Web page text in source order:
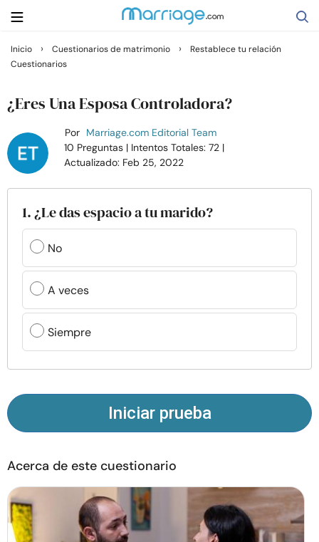
Buscar
Relaciones
Familia
Ayuda
Cursos
Recursos
Comunidad
Encuentra un terapeuta
Sobre nosotros Contáctanos Escríbenos
Publicidad con
nosotros
Inicio › Cuestionarios de matrimonio ›
Restablece tu relación
Cuestionarios
¿Eres Una Esposa Controladora?
Por Marriage.com Editorial Team
10 Preguntas | Intentos Totales: 72 |
Actualizado: Feb 25, 2022
1. ¿Le das espacio a tu marido?
No
A veces
Siempre
Iniciar prueba
Acerca de este cuestionario